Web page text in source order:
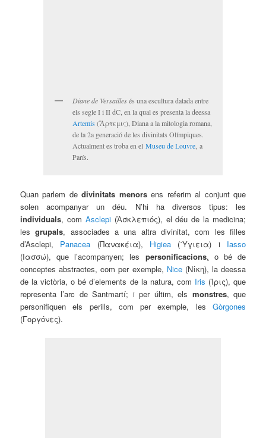
Diane de Versaillesés una escultura datada entre
els segle I i II dC, en la qual es presenta la deessa
Artemis(Ἄρτεμις), Diana a la mitologia romana,
de la 2a generació de les divinitats Olímpiques.
Actualment es troba en el Museu de Louvre , a
París.
Quan parlem dedivinitats menorsens referim al conjunt que
solen acompanyar un déu. N’hi ha diversos tipus: les
individuals, com Asclepi(Ἀσκλεπιός), el déu de la medicina;
lesgrupals, associades a una altra divinitat, com les filles
d’Asclepi, Panacea (Πανακέια), Higiea (῾Υγιεια) i Iasso
(Ιασσώ), que l’acompanyen; les personificacions, o bé de
conceptes abstractes, com per exemple, Nice(Νίκη), la deessa
de la victòria, o bé d’elements de la natura, com Iris (Ἰρις), que
representa l’arc de Santmartí; i per últim, els monstres, que
personifiquen els perills, com per exemple, les Gòrgones
(Γοργόνες).